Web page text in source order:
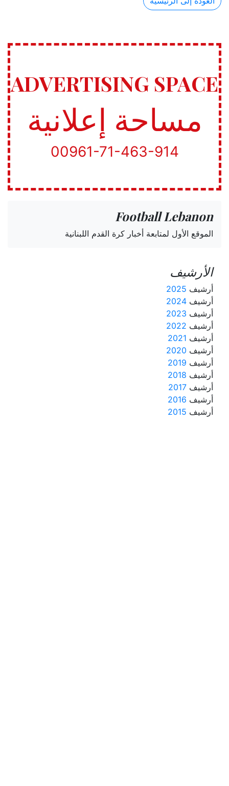
ADVERTISING SPACE
مساحة إعلانية
00961-71-463-914
Football Lebanon
الموقع الأول لمتابعة أخبار كرة القدم اللبنانية
الأرشيف
أرشيف 2025
أرشيف 2024
أرشيف 2023
أرشيف 2022
أرشيف 2021
أرشيف 2020
أرشيف 2019
أرشيف 2018
أرشيف 2017
أرشيف 2016
أرشيف 2015